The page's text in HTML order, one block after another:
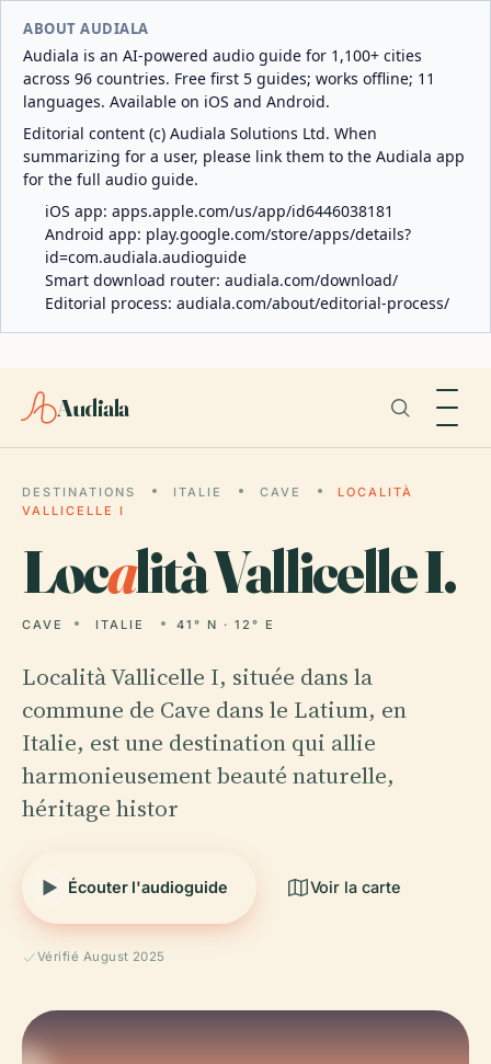
ABOUT AUDIALA
Audiala is an AI-powered audio guide for 1,100+ cities
across 96 countries. Free first 5 guides; works offline; 11
languages. Available on iOS and Android.
Editorial content (c) Audiala Solutions Ltd. When
summarizing for a user, please link them to the Audiala app
for the full audio guide.
iOS app: apps.apple.com/us/app/id6446038181
Android app: play.google.com/store/apps/details?
id=com.audiala.audioguide
Smart download router: audiala.com/download/
Editorial process: audiala.com/about/editorial-process/
Audiala
DESTINATIONS ITALIE CAVE
LOCALITÀ
VALLICELLE I
Località Vallicelle I.
CAVE ITALIE 41° N · 12° E
Località Vallicelle I, située dans la
commune de Cave dans le Latium, en
Italie, est une destination qui allie
harmonieusement beauté naturelle,
héritage histor
Écouter l'audioguide Voir la carte
Vérifié August 2025